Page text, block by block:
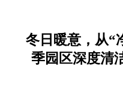
冬日暖意，从“
季园区深度清